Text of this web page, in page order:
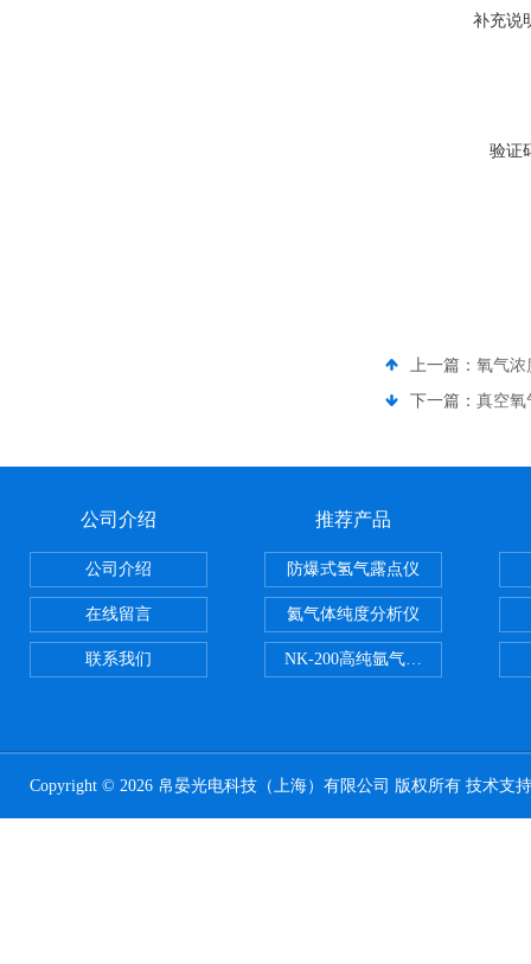
补充说
验证
上一篇： 氧气浓
下一篇： 真空氧
公司介绍
公司介绍
在线留言
联系我们
推荐产品
防爆式氢气露点仪
氦气体纯度分析仪
NK-200高纯氩气纯度分析仪
Copyright © 2026 帛晏光电科技（上海）有限公司 版权所有 技术支